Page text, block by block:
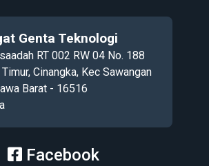
Genta Teknologi
RT 002 RW 04 No. 188
Cinangka, Kec Sawangan
Barat - 16516
Facebook